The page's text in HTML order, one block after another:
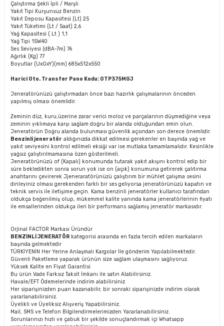
Çalıştırma Şekli İpli / Marşlı
Yakıt Tipi Kurşunsuz Benzin
Yakıt Deposu Kapasitesi (Lt) 25
Yakıt Tüketimi (Lt / Saat) 2,6
Yağ Kapasitesi ( Lt ) 1,1
Yağ Tipi 15W40
Ses Seviyesi (dBA-7m) 76
Ağırlık (Kg) 77
Boyutlar (UxGxY)(mm) 685x512x550
Harici Oto. Transfer Pano Kodu: OTP375MGJ
Jeneratörünüzü çalıştırmadan önce bazı hazırlık çalışmalarının önceden
yapılmış olması önemlidir.
Zeminin düz, kuru,üzerine zarar verici moloz ve parçalarının düşmediğine veya
zeminin yıklımaya karşı sağlam doğru bir alanda olduğundan emin olun.
Jeneratörün Doğru alanda bulunması güvenlik açsından son derece önemlidir.
Benzinli jeneratör aldığınızda dikkat edilmesi gerekenler en başında yağ ve
yakıt seviyesini kontrol edilmeli eksiği var ise mutlaka tamamlamalıdır. Kesinlikle
yağsız çalıştırılmamasına özen gösterilmeli.
Jeneratörünüzü of (Kapalı) konumunda tutarak yakıt akışını kontrol edip bir
süre bekledikten sonra sorun yok ise on (açık) konumuna getirerek çalıtırma
anahtarını çevirerek Jjeneraratörünüzü çalıştırım bir mühlet çalışma sesini
dinleyiniz olması gerekenden farklı bir ses geliyorsa jeneratörünüzü kapatın ve
teknik servis ile iletişime geçin. Kama benzinli jeneratörler kullanıcı tarafından
oldukça beğenilmiş olup, mükemmel kalite yanında kama jeneratörlerinin fiyatı
ile emsallerinden oldukça ileri bir performans sağlamış jeneratör markasıdır.
Orjinal FACTOR Markası Üründür
BENZİNLİ JENERATÖR kategorisi arasında en fazla tercih edilen markaların
başında gelmektedir
TÜRKİYENİN Her Yerine Anlaşmalı Kargolar İle gönderim Yapılabilmektedir.
Güvenli Paketleme yaparak ürünün size sağlam ulaşmasını sağlıyoruz.
Yüksek Kalite en Fiyat Garantisi
Bu ürün Vade Farksız Taksit İmkanı ile satın Alabilirsiniz.
Havale/EFT Ödemelerinde indirim alabilirsiniz
Her siparişinizden puan kazanabilir, bir sonraki siparişinizde indirim olarak
yararlanabilirsiniz.
Üyelikli ve Üyeliksiz Alışveriş Yapabilirsiniz.
Mail, SMS ve Telefon Bilgilendirmelerimizden Yararlanabilirsiniz.
Sorunlarınızı hızlı ve çabuk bir şekilde sonuçlandırmak içi Whatsapp